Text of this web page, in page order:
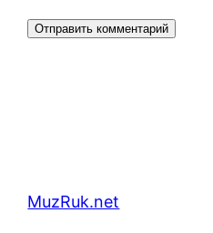
MuzRuk.net